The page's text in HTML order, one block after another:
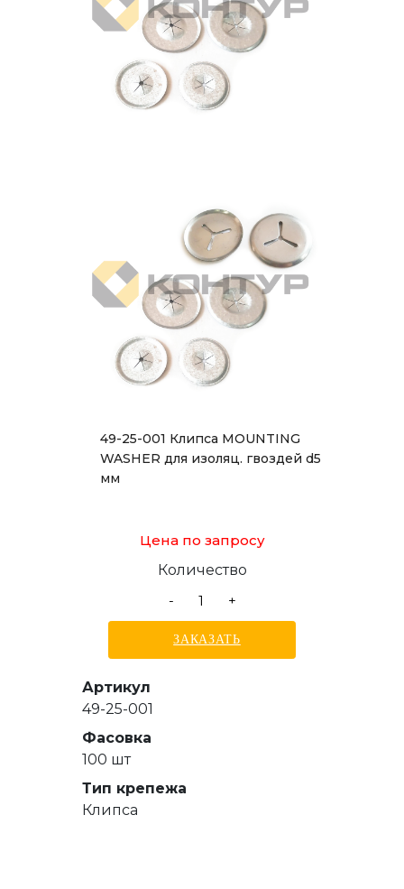
49-25-001 Клипса MOUNTING
WASHER для изоляц. гвоздей d5
мм
Цена по запросу
Количество
-
+
ЗАКАЗАТЬ
Артикул
49-25-001
Фасовка
100 шт
Тип крепежа
Клипса